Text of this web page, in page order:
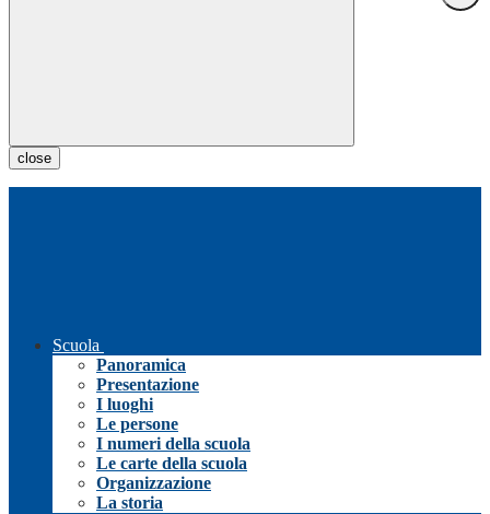
close
Scuola
Panoramica
Presentazione
I luoghi
Le persone
I numeri della scuola
Le carte della scuola
Organizzazione
La storia